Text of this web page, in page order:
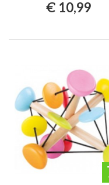
€ 10,99